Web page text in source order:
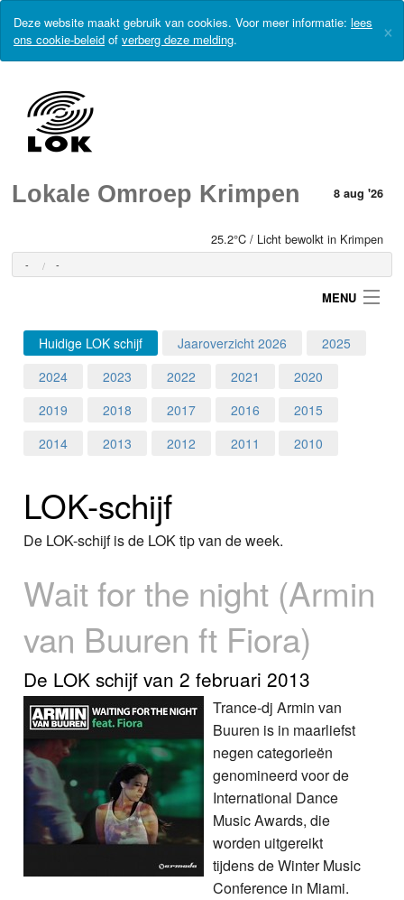
Deze website maakt gebruik van cookies. Voor meer informatie: lees
ons cookie-beleid of verberg deze melding. ×
Lokale Omroep Krimpen 8 aug '26
25.2°C / Licht bewolkt in Krimpen
- -
MENU
Login
Home
Programma's
Nieuws
Foto's
Video
Info
Huidige LOK schijf Jaaroverzicht 2026
2025
2024
2023 2022 2021
2020
2019
2018 2017 2016
2015
2014
2013 2012 2011 2010
LOK-schijf
De LOK-schijf is de LOK tip van de week.
Wait for the night (Armin
van Buuren ft Fiora)
De LOK schijf van 2 februari 2013
Trance-dj Armin van
Buuren is in maarliefst
negen categorieën
genomineerd voor de
International Dance
Music Awards, die
worden uitgereikt
tijdens de Winter Music
Conference in Miami.